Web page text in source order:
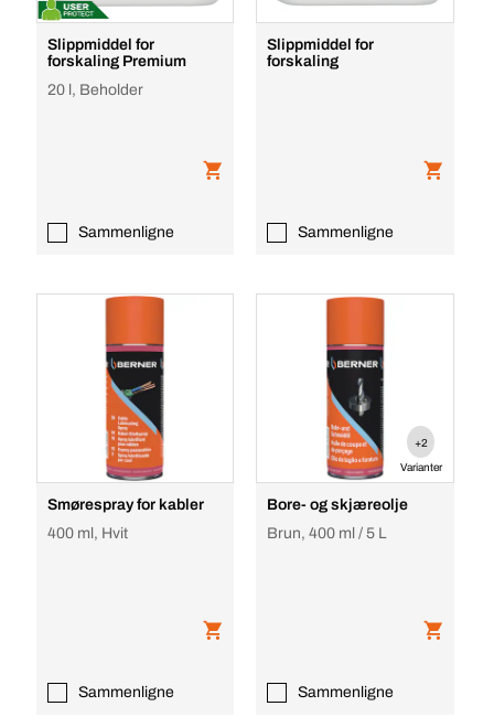
Slippmiddel for
forskaling Premium
20 l, Beholder
Sammenligne
Slippmiddel for
forskaling
Sammenligne
Smørespray for kabler
400 ml, Hvit
Sammenligne
+2
Varianter
Bore- og skjæreolje
Brun, 400 ml / 5 L
Sammenligne